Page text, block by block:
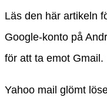
Läs den här artikeln
Google-konto på
för att ta emot
Yahoo mail glömt